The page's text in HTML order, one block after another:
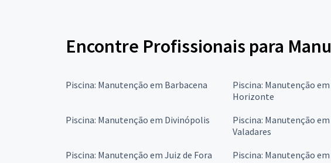
Encontre Profissionais para
Piscina: Manutenção em Barbacena
Piscina: Manutenção
Horizonte
Piscina: Manutenção em Divinópolis
Piscina: Manutenção
Valadares
Piscina: Manutenção em Juiz de Fora
Piscina: Manutenção